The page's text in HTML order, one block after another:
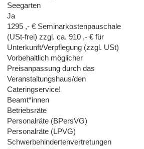
Seegarten
Ja
1295 ,- € Seminarkostenpauschale
(USt-frei) zzgl. ca. 910 ,- € für
Unterkunft/Verpflegung (zzgl. USt)
Vorbehaltlich möglicher
Preisanpassung durch das
Veranstaltungshaus/den
Cateringservice!
Beamt*innen
Betriebsräte
Personalräte (BPersVG)
Personalräte (LPVG)
Schwerbehindertenvertretungen